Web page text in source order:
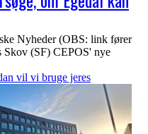
Nyheder (OBS: link fører
Skov (SF) CEPOS' nye
vil vi bruge jeres